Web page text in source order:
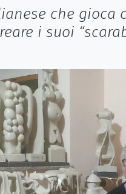
che gioca
i suoi